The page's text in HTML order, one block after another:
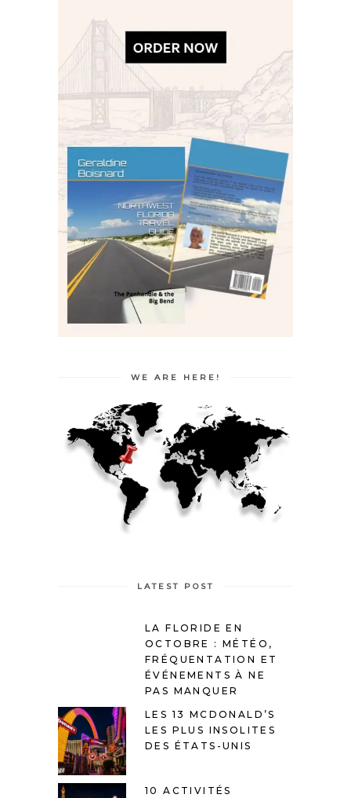
WE ARE HERE!
LATEST POST
LA FLORIDE EN
OCTOBRE : MÉTÉO,
FRÉQUENTATION ET
ÉVÉNEMENTS À NE
PAS MANQUER
LES 13 MCDONALD’S
LES PLUS INSOLITES
DES ÉTATS-UNIS
10 ACTIVITÉS